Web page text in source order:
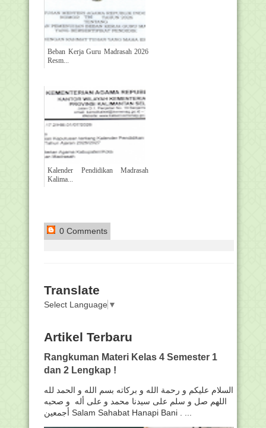
Beban Kerja Guru Madrasah 2026
Resm...
Kalender Pendidikan Madrasah
Kalima...
0 Comments
Translate
Select Language ▼
Artikel Terbaru
Rangkuman Materi Kelas 4 Semester 1
dan 2 Lengkap !
السلام عليكم و رحمة الله و بركاته بسم الله و الحمد لله
اللهم صل و سلم على سيدنا محمد و على أله و صحبه
أجمعين Salam Sahabat Hanapi Bani . ...